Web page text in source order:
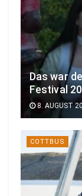
Das war
Festival
8. AUGUST
COTTBUS